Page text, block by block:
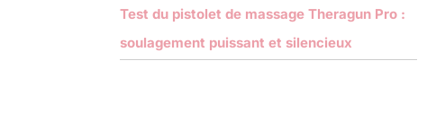
Test du pistolet de massage Theragun Pro :
soulagement puissant et silencieux